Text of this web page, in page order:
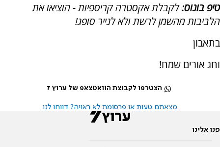
טיפ בונוס:לקבלת אקסטרה קריספיות - הוציאו את
הלביבות מהשמן לרשת ולא לנייר סופג!
בתאבון
וחג אורים שמח!
הצטרפו לקבוצת הוואטצאפ של ערוץ 7
מצאתם טעות או פרסומת לא ראויה? דווחו לנו
פנו אלינו